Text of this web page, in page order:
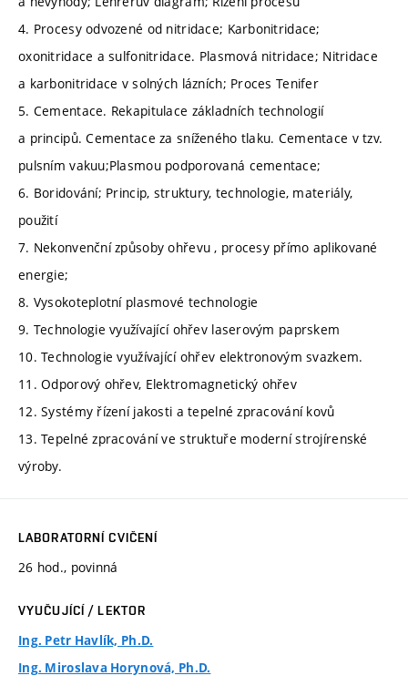
4. Procesy odvozené od nitridace; Karbonitridace;
oxonitridace a sulfonitridace. Plasmová nitridace; Nitridace
a karbonitridace v solných lázních; Proces Tenifer
5. Cementace. Rekapitulace základních technologií
a principů. Cementace za sníženého tlaku. Cementace v tzv.
pulsním vakuu;Plasmou podporovaná cementace;
6. Boridování; Princip, struktury, technologie, materiály,
použití
7. Nekonvenční způsoby ohřevu , procesy přímo aplikované
energie;
8. Vysokoteplotní plasmové technologie
9. Technologie využívající ohřev laserovým paprskem
10. Technologie využívající ohřev elektronovým svazkem.
11. Odporový ohřev, Elektromagnetický ohřev
12. Systémy řízení jakosti a tepelné zpracování kovů
13. Tepelné zpracování ve struktuře moderní strojírenské
výroby.
LABORATORNÍ CVIČENÍ
26 hod., povinná
VYUČUJÍCÍ / LEKTOR
Ing. Petr Havlík, Ph.D.
Ing. Miroslava Horynová, Ph.D.